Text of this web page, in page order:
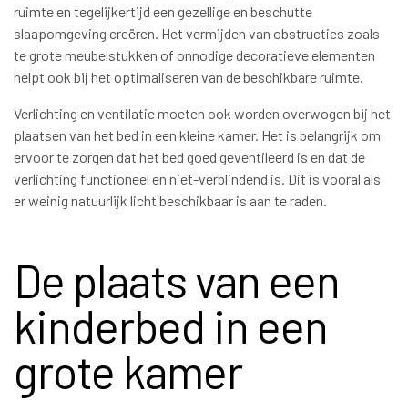
ruimte en tegelijkertijd een gezellige en beschutte
slaapomgeving creëren. Het vermijden van obstructies zoals
te grote meubelstukken of onnodige decoratieve elementen
helpt ook bij het optimaliseren van de beschikbare ruimte.
Verlichting en ventilatie moeten ook worden overwogen bij het
plaatsen van het bed in een kleine kamer. Het is belangrijk om
ervoor te zorgen dat het bed goed geventileerd is en dat de
verlichting functioneel en niet-verblindend is. Dit is vooral als
er weinig natuurlijk licht beschikbaar is aan te raden.
De plaats van een
kinderbed in een
grote kamer